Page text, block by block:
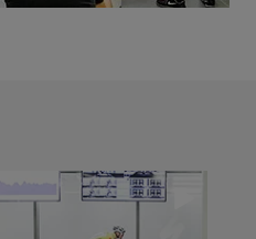
pour les sportifs
En savoir plus.